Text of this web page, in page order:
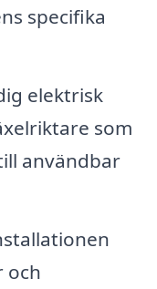
specifika
elektrisk
som
användbar
och